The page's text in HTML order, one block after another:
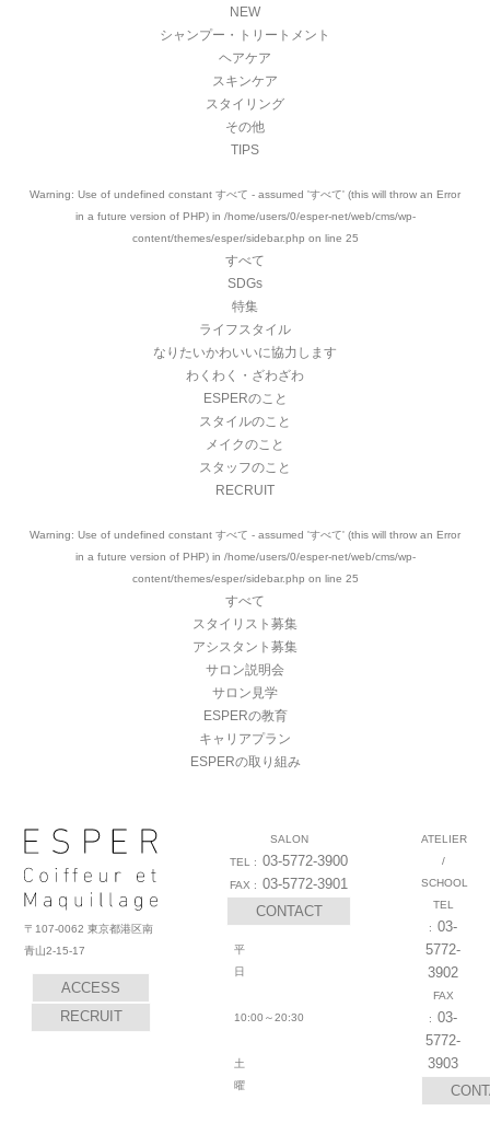
NEW
シャンプー・トリートメント
ヘアケア
スキンケア
スタイリング
その他
TIPS
Warning: Use of undefined constant すべて - assumed 'すべて' (this will throw an Error
in a future version of PHP) in /home/users/0/esper-net/web/cms/wp-
content/themes/esper/sidebar.php on line 25
すべて
SDGs
特集
ライフスタイル
なりたいかわいいに協力します
わくわく・ざわざわ
ESPERのこと
スタイルのこと
メイクのこと
スタッフのこと
RECRUIT
Warning: Use of undefined constant すべて - assumed 'すべて' (this will throw an Error
in a future version of PHP) in /home/users/0/esper-net/web/cms/wp-
content/themes/esper/sidebar.php on line 25
すべて
スタイリスト募集
アシスタント募集
サロン説明会
サロン見学
ESPERの教育
キャリアプラン
ESPERの取り組み
〒107-0062 東京都港区南
青山2-15-17
ACCESS
RECRUIT
SALON
03-5772-3900
03-5772-3901
CONTACT
平
日
10:00～20:30
土
曜
ATELIER
/
SCHOOL
03-
5772-
3902
03-
5772-
3903